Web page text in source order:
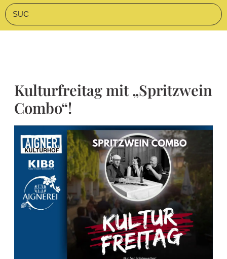
Suche
Kulturfreitag mit „Spritzwein
Combo“!